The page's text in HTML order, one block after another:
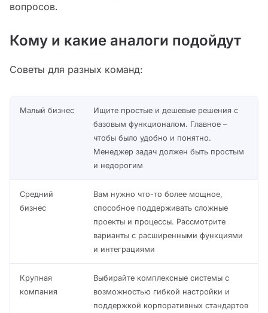
вопросов.
Кому и какие аналоги подойдут
Советы для разных команд:
Малый бизнес
Ищите простые и дешевые решения с
базовым функционалом. Главное –
чтобы было удобно и понятно.
Менеджер задач должен быть простым
и недорогим
Средний
бизнес
Вам нужно что-то более мощное,
способное поддерживать сложные
проекты и процессы. Рассмотрите
варианты с расширенными функциями
и интеграциями
Крупная
компания
Выбирайте комплексные системы с
возможностью гибкой настройки и
поддержкой корпоративных стандартов